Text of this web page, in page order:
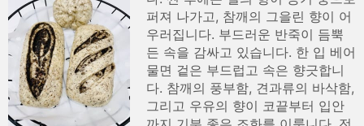
퍼져 나가고, 참깨의 그을린 향이 어
우러집니다. 부드러운 반죽이 듬뿍
든 속을 감싸고 있습니다. 한 입 베어
물면 겉은 부드럽고 속은 향긋합니
다. 참깨의 풍부함, 견과류의 바삭함,
그리고 우유의 향이 코끝부터 입안